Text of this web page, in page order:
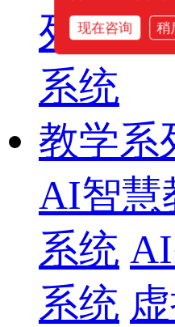
列 智
系统
教学系
AI智慧
系统
系统
现在咨询 稍